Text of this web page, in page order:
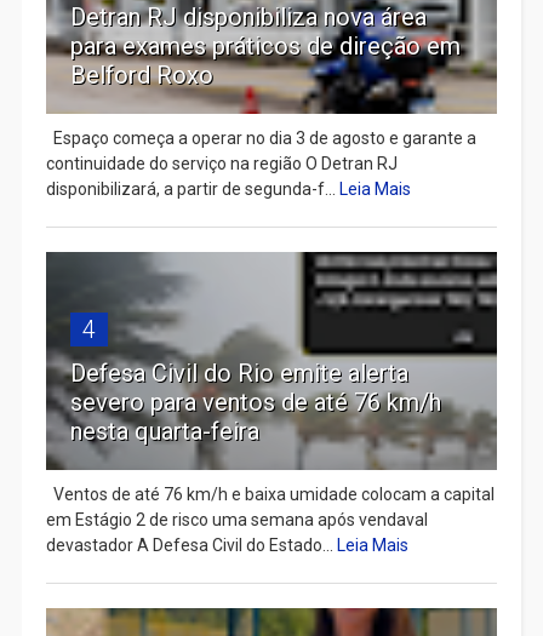
Detran RJ disponibiliza nova área
para exames práticos de direção em
Belford Roxo
Espaço começa a operar no dia 3 de agosto e garante a
continuidade do serviço na região O Detran RJ
disponibilizará, a partir de segunda-f...
Leia Mais
4
Defesa Civil do Rio emite alerta
severo para ventos de até 76 km/h
nesta quarta-feira
Ventos de até 76 km/h e baixa umidade colocam a capital
em Estágio 2 de risco uma semana após vendaval
devastador A Defesa Civil do Estado...
Leia Mais